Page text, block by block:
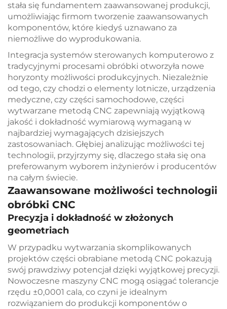
stała się fundamentem zaawansowanej produkcji,
umożliwiając firmom tworzenie zaawansowanych
komponentów, które kiedyś uznawano za
niemożliwe do wyprodukowania.
Integracja systemów sterowanych komputerowo z
tradycyjnymi procesami obróbki otworzyła nowe
horyzonty możliwości produkcyjnych. Niezależnie
od tego, czy chodzi o elementy lotnicze, urządzenia
medyczne, czy części samochodowe, części
wytwarzane metodą CNC zapewniają wyjątkową
jakość i dokładność wymiarową wymaganą w
najbardziej wymagających dzisiejszych
zastosowaniach. Głębiej analizując możliwości tej
technologii, przyjrzymy się, dlaczego stała się ona
preferowanym wyborem inżynierów i producentów
na całym świecie.
Zaawansowane możliwości technologii
obróbki CNC
Precyzja i dokładność w złożonych
geometriach
W przypadku wytwarzania skomplikowanych
projektów części obrabiane metodą CNC pokazują
swój prawdziwy potencjał dzięki wyjątkowej precyzji.
Nowoczesne maszyny CNC mogą osiągać tolerancje
rzędu ±0,0001 cala, co czyni je idealnym
rozwiązaniem do produkcji komponentów o